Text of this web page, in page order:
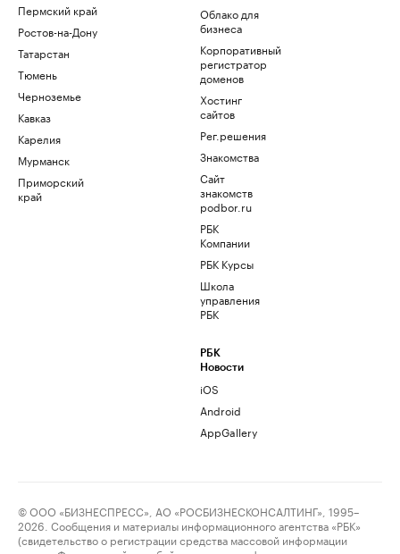
Пермский край
Ростов-на-Дону
Татарстан
Тюмень
Черноземье
Кавказ
Карелия
Мурманск
Приморский
край
Облако для
бизнеса
Корпоративный
регистратор
доменов
Хостинг
сайтов
Рег.решения
Знакомства
Сайт
знакомств
podbor.ru
РБК
Компании
РБК Курсы
Школа
управления
РБК
РБК
Новости
iOS
Android
AppGallery
© ООО «БИЗНЕСПРЕСС», АО «РОСБИЗНЕСКОНСАЛТИНГ», 1995–
2026. Сообщения и материалы информационного агентства «РБК»
(свидетельство о регистрации средства массовой информации